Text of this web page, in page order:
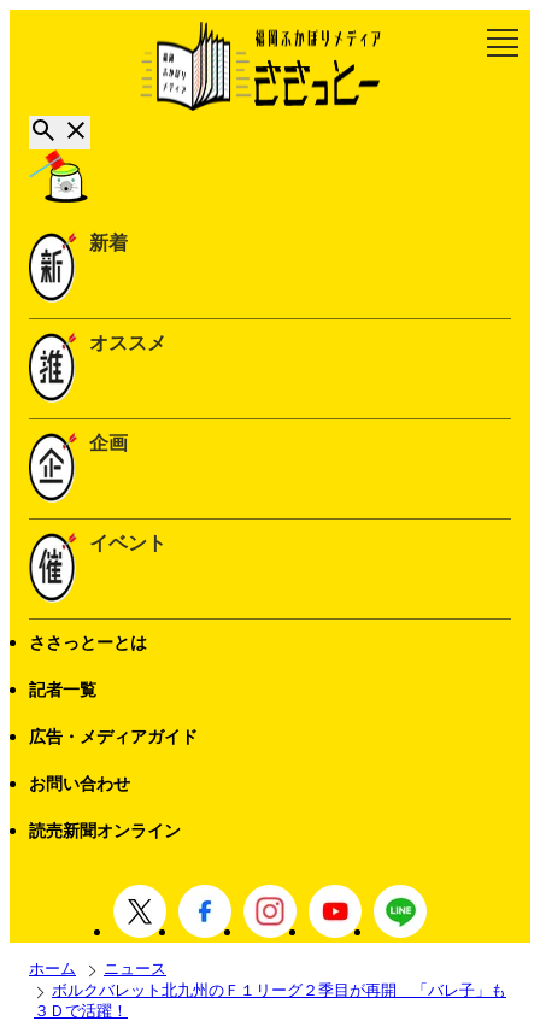
新着
オススメ
企画
イベント
ささっとーとは
記者一覧
広告・メディアガイド
お問い合わせ
読売新聞オンライン
ホーム
ニュース
ボルクバレット北九州のＦ１リーグ２季目が再開 「バレ子」も
３Ｄで活躍！